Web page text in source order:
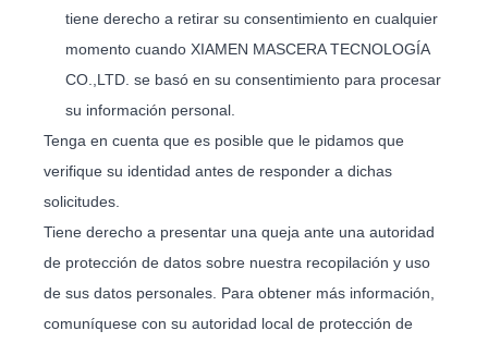
tiene derecho a retirar su consentimiento en cualquier
momento cuando XIAMEN MASCERA TECNOLOGÍA
CO.,LTD. se basó en su consentimiento para procesar
su información personal.
Tenga en cuenta que es posible que le pidamos que
verifique su identidad antes de responder a dichas
solicitudes.
Tiene derecho a presentar una queja ante una autoridad
de protección de datos sobre nuestra recopilación y uso
de sus datos personales. Para obtener más información,
comuníquese con su autoridad local de protección de